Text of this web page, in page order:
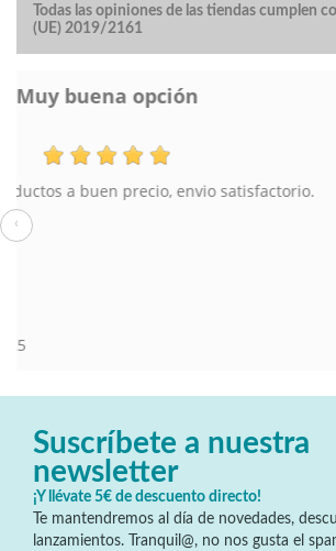
Todas las opiniones de las tiendas cumplen
(UE) 2019/2161
Lampara de pie
El pedido muy bien y el envío también.
‹
Suscríbete a nuestra
newsletter
¡Y llévate 5€ de descuento directo!
Te mantendremos al día de novedades,
lanzamientos. Tranquil@, no nos gusta el